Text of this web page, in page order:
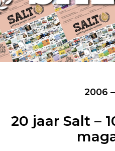
2006
20 jaar Salt –